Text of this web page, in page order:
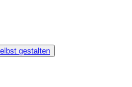
gestalten